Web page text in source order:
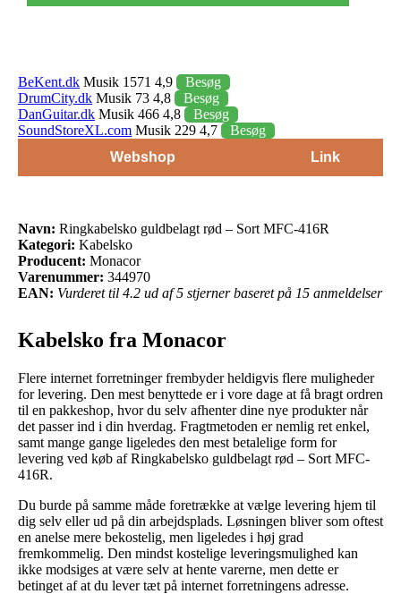
BeKent.dk Musik 1571 4,9
Besøg
DrumCity.dk Musik 73 4,8
Besøg
DanGuitar.dk Musik 466 4,8
Besøg
SoundStoreXL.com Musik 229 4,7
Besøg
Webshop
Link
Navn: Ringkabelsko guldbelagt rød – Sort MFC-416R
Kategori: Kabelsko
Producent: Monacor
Varenummer: 344970
EAN: Vurderet til 4.2 ud af 5 stjerner baseret på 15 anmeldelser
Kabelsko fra Monacor
Flere internet forretninger frembyder heldigvis flere muligheder
for levering. Den mest benyttede er i vore dage at få bragt ordren
til en pakkeshop, hvor du selv afhenter dine nye produkter når
det passer ind i din hverdag. Fragtmetoden er nemlig ret enkel,
samt mange gange ligeledes den mest betalelige form for
levering ved køb af Ringkabelsko guldbelagt rød – Sort MFC-
416R.
Du burde på samme måde foretrække at vælge levering hjem til
dig selv eller ud på din arbejdsplads. Løsningen bliver som oftest
en anelse mere bekostelig, men ligeledes i høj grad
fremkommelig. Den mindst kostelige leveringsmulighed kan
ikke modsiges at være selv at hente varerne, men dette er
betinget af at du lever tæt på internet forretningens adresse.